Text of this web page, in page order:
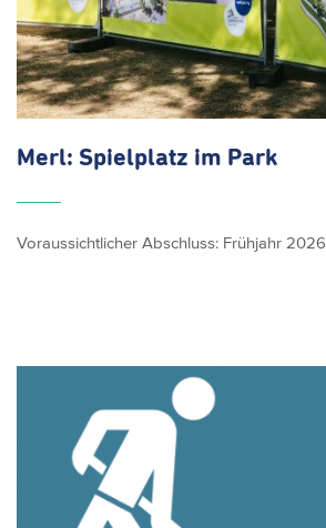
Merl: Spielplatz im Park
Voraussichtlicher Abschluss: Frühjahr 2026